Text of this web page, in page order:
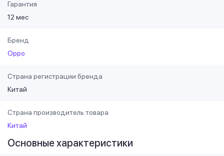
Гарантия
12 мес
Бренд
Oppo
Страна регистрации бренда
Китай
Страна производитель товара
Китай
Основные характеристики